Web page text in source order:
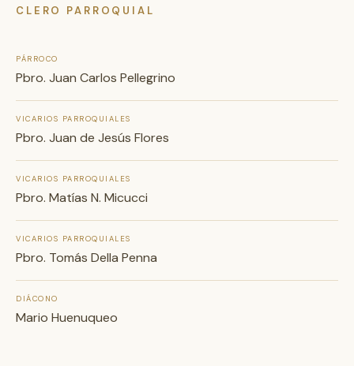
CLERO PARROQUIAL
PÁRROCO
Pbro. Juan Carlos Pellegrino
VICARIOS PARROQUIALES
Pbro. Juan de Jesús Flores
VICARIOS PARROQUIALES
Pbro. Matías N. Micucci
VICARIOS PARROQUIALES
Pbro. Tomás Della Penna
DIÁCONO
Mario Huenuqueo